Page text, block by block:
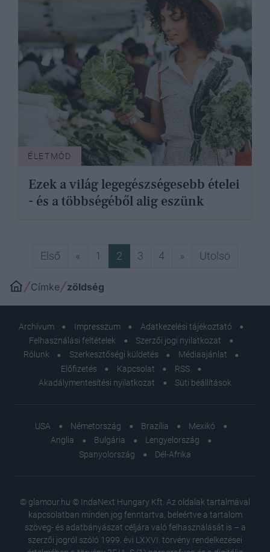
ÉLETMÓD
Ezek a világ legegészségesebb ételei
- és a többségéből alig eszünk
ElsőElső
«Előző1 2 3 4 »Következő
UtolsóUtolsó
Címke zöldség
Archívum Impresszum
Adatkezelési tájékoztató
Felhasználási feltételek
Szerzői jogi nyilatkozat
Rólunk
Szerkesztőségi küldetés
Médiaajánlat
Előfizetés
Kapcsolat
RSS
Akadálymentesítési nyilatkozat
Süti beállítások
USA Németország Brazília
Mexikó
Anglia
Bulgária
Lengyelország
Spanyolország
Dél-Afrika
© glamour.hu © IndaNext Hungary Kft. Az oldalak tartalmával
kapcsolatban minden jog fenntartva, beleértve a tartalom
szöveg- és adatbányászat céljára való felhasználását is – a
szerzői jogról szóló 1999. évi LXXVI. törvény rendelkezései